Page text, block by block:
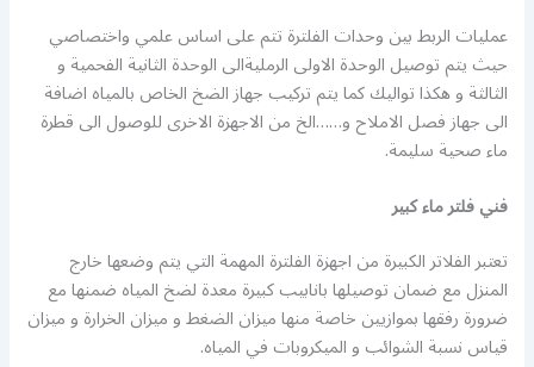
عمليات الربط بين وحدات الفلترة تتم على اساس علمي واختصاصي
حيث يتم توصيل الوحدة الاولى الرمليةالى الوحدة الثانية الفحمية و
الثالثة و هكذا تواليك كما يتم تركيب جهاز الضخ الخاص بالمياه اضافة
الى جهاز فصل الاملاح و……الخ من الاجهزة الاخرى للوصول الى قطرة
ماء صحية سليمة.
فنيفلتر ماء كبير
تعتبر الفلاتر الكبيرة من اجهزة الفلترة المهمة التي يتم وضعها خارج
المنزل مع ضمان توصيلها بانابيب كبيرة معدة لضخ المياه ضمنها مع
ضرورة رفقها بموازيين خاصة منها ميزان الضغط و ميزان الخرارة و ميزان
قياس نسبة الشوائب و الميكروبات في المياه.